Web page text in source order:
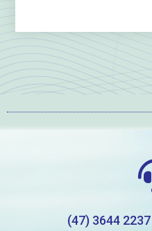
(47) 3644